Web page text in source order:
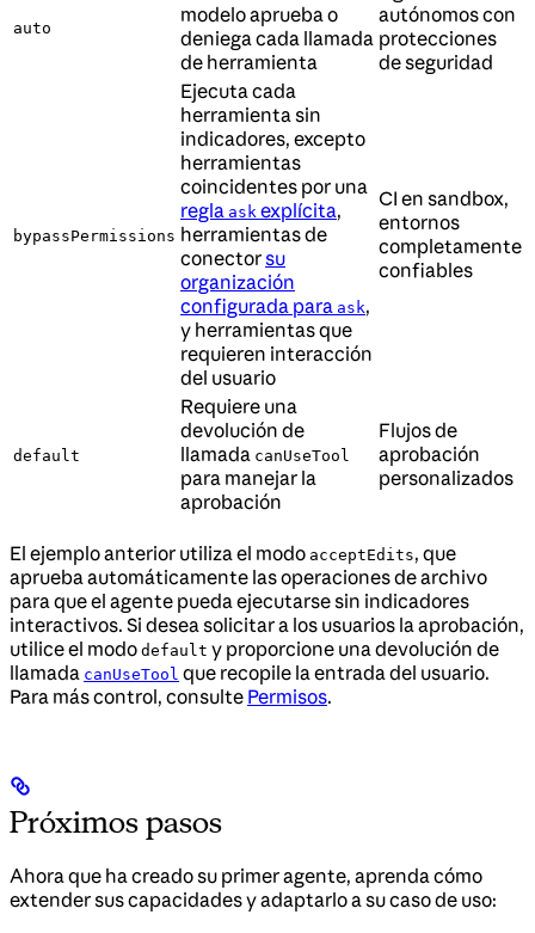
auto
modelo aprueba o
deniega cada llamada
de herramienta
autónomos con
protecciones
de seguridad
bypassPermissions
Ejecuta cada
herramienta sin
indicadores, excepto
herramientas
coincidentes por una
regla ask explícita,
herramientas de
conectorsu
organización
configurada para ask,
y herramientas que
requieren interacción
del usuario
CI en sandbox,
entornos
completamente
confiables
default
Requiere una
devolución de
llamada canUseTool
para manejar la
aprobación
Flujos de
aprobación
personalizados
El ejemplo anterior utiliza el modo acceptEdits, que
aprueba automáticamente las operaciones de archivo
para que el agente pueda ejecutarse sin indicadores
interactivos. Si desea solicitar a los usuarios la aprobación,
utilice el modo default y proporcione una devolución de
llamada canUseTool que recopile la entrada del usuario.
Para más control, consulte Permisos.
Próximos pasos
Ahora que ha creado su primer agente, aprenda cómo
extender sus capacidades y adaptarlo a su caso de uso: